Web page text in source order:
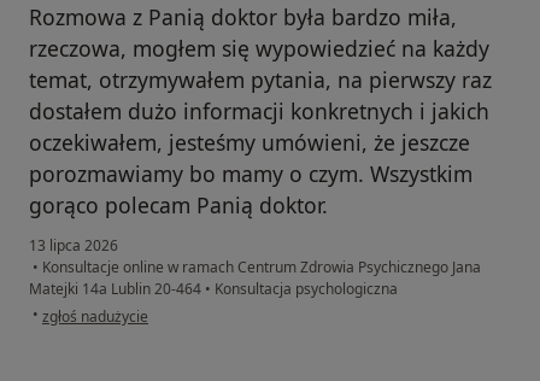
Rozmowa z Panią doktor była bardzo miła,
rzeczowa, mogłem się wypowiedzieć na każdy
temat, otrzymywałem pytania, na pierwszy raz
dostałem dużo informacji konkretnych i jakich
oczekiwałem, jesteśmy umówieni, że jeszcze
porozmawiamy bo mamy o czym. Wszystkim
gorąco polecam Panią doktor.
13 lipca 2026
• Konsultacje online w ramach Centrum Zdrowia Psychicznego Jana
Matejki 14a Lublin 20-464 • Konsultacja psychologiczna
• w opinii użytkownika Piotr
zgłoś nadużycie